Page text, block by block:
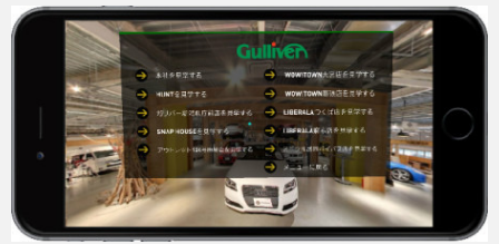
連載
イベント/セミナー
eスポーツ